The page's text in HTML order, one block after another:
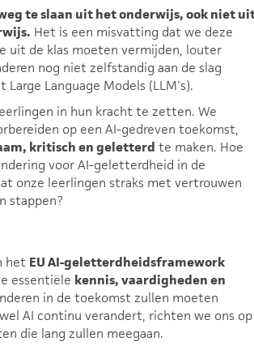
te slaan uit het onderwijs, ook niet
Het is een misvatting dat we deze
uit de klas moeten vermijden, louter
nog niet zelfstandig aan de slag
Large Language Models (LLM's).
in hun kracht te zetten. We
op een AI-gedreven toekomst,
kritisch en geletterd te maken. Hoe
voor AI-geletterdheid in de
onze leerlingen straks met vertrouwen
stappen?
het EU AI-geletterdheidsframework
essentiële kennis, vaardigheden en
in de toekomst zullen moeten
AI continu verandert, richten we ons op
die lang zullen meegaan.